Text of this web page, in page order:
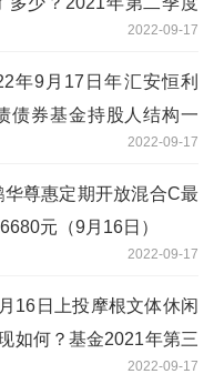
2022-09-17
年9月17日年汇安恒利
债券基金持股人结构一
季度基金有哪些财务收
2022-09-17
尊惠定期开放混合C最
元（9月16日）
2022-09-17
16日上投摩根文体休闲
如何？基金2021年第三
2022-09-17